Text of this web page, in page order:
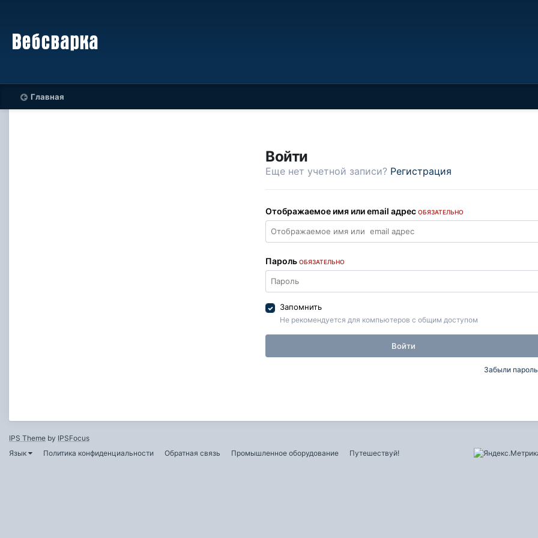
Главная
Войти
Еще нет учетной записи? Регистрация
Отображаемое имя или email адрес ОБЯЗАТЕЛЬНО
Пароль ОБЯЗАТЕЛЬНО
Запомнить
Не рекомендуется для компьютеров с общим доступом
Войти
Забыли
IPS Theme by IPSFocus
Язык
Политика конфиденциальности Обратная связь Промышленное оборудование Путешествуй!